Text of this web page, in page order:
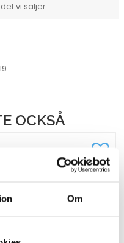
Om
vi säljer.
OCKSÅ